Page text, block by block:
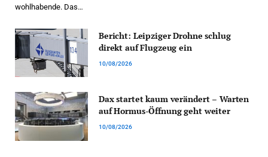
wohlhabende. Das…
Bericht: Leipziger Drohne schlug
direkt auf Flugzeug ein
10/08/2026
Dax startet kaum verändert – Warten
auf Hormus-Öffnung geht weiter
10/08/2026